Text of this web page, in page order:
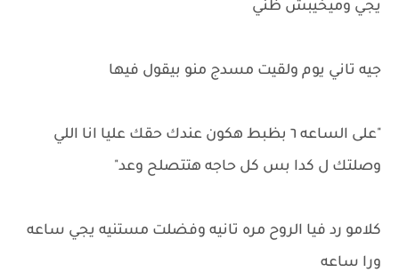
يجي وميخيبش ظني
جيه تاني يوم ولقيت مسدج منو بيقول فيها
"على الساعه ٦ بظبط هكون عندك حقك عليا انا اللي
وصلتك ل كدا بس كل حاجه هتتصلح وعد"
كلامو رد فيا الروح مره تانيه وفضلت مستنيه يجي ساعه
ورا ساعه